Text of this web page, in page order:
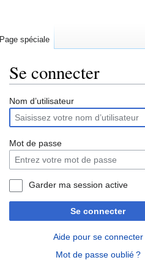
Se connecter
Aller
la
navigation
Aller
la
recherche
Nom d’utilisateur
Mot de passe
Garder ma session active
Se connecter
Aide pour se connecter
Mot de passe oublié ?
Page spéciale